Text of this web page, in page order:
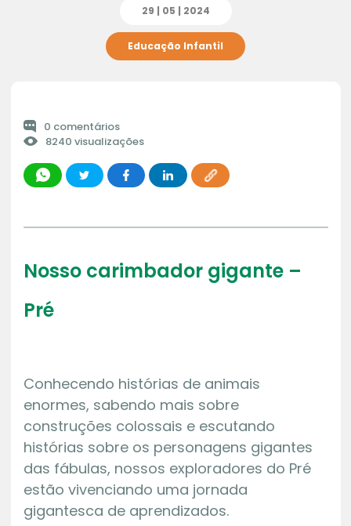
29 | 05 | 2024
Educação Infantil
0 comentários
8240 visualizações
Nosso carimbador gigante –
Pré
Conhecendo histórias de animais
enormes, sabendo mais sobre
construções colossais e escutando
histórias sobre os personagens gigantes
das fábulas, nossos exploradores do Pré
estão vivenciando uma jornada
gigantesca de aprendizados.